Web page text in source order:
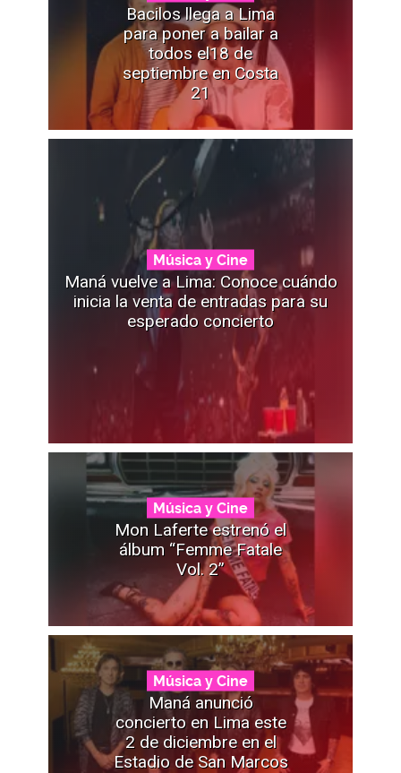
Bacilos llega a Lima
para poner a bailar a
todos el18 de
septiembre en Costa
21
Música y Cine
Maná vuelve a Lima: Conoce cuándo
inicia la venta de entradas para su
esperado concierto
Música y Cine
Mon Laferte estrenó el
álbum “Femme Fatale
Vol. 2”
Música y Cine
Maná anunció
concierto en Lima este
2 de diciembre en el
Estadio de San Marcos